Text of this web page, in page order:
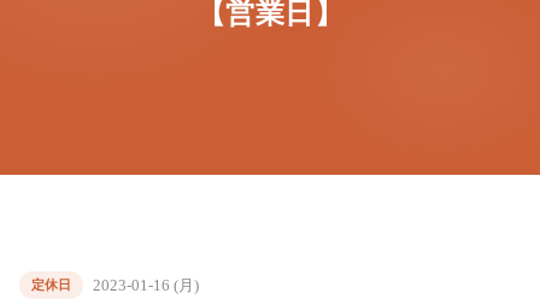
【営業日】
定休日 2023-01-16 (月)